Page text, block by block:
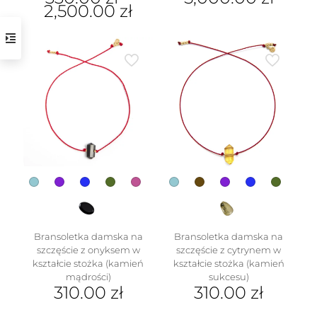
2,500.00 zł
produkt
ma
wiele
wariantów.
stronie
produktu
wiele
wariantów.
produktu
Bransoletka damska na
szczęście z onyksem w
kształcie stożka (kamień
mądrości)
310.00 zł
Bransoletka damska na
szczęście z cytrynem w
kształcie stożka (kamień
sukcesu)
310.00 zł